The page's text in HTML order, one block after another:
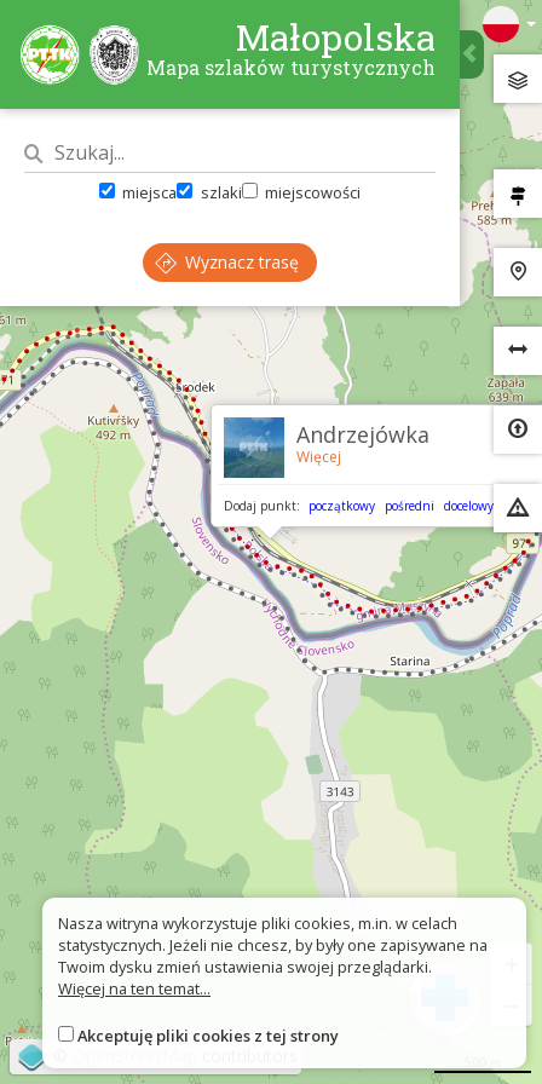
Andrzejówka
Więcej
Dodaj punkt: początkowy pośredni docelowy
Małopolska
Mapa szlaków turystycznych
miejsca szlaki miejscowości
Wyznacz trasę
Nasza witryna wykorzystuje pliki cookies, m.in. w celach
statystycznych. Jeżeli nie chcesz, by były one zapisywane na
Twoim dysku zmień ustawienia swojej przeglądarki.
Więcej na ten temat...
Akceptuję pliki cookies z tej strony